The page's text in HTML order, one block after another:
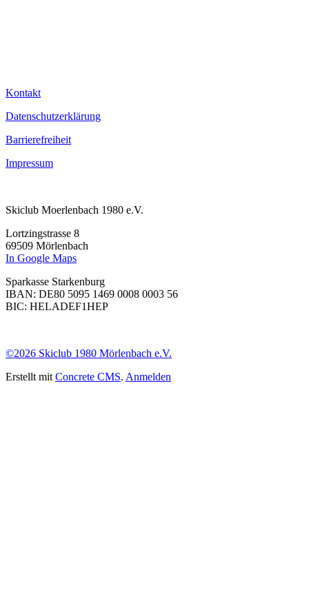
Kontakt
Datenschutzerklärung
Barrierefreiheit
Impressum
Skiclub Moerlenbach 1980 e.V.
Lortzingstrasse 8
69509 Mörlenbach
In Google Maps
Sparkasse Starkenburg
IBAN: DE80 5095 1469 0008 0003 56
BIC: HELADEF1HEP
©2026 Skiclub 1980 Mörlenbach e.V.
Erstellt mit Concrete CMS. Anmelden